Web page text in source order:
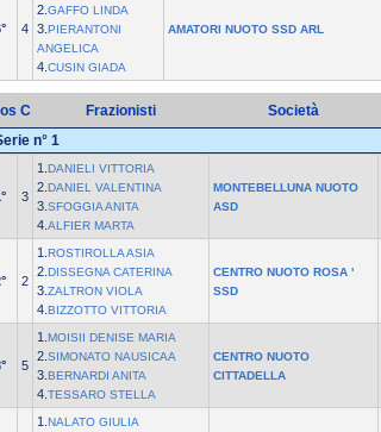
4
2. GAFFO LINDA
3. PIERANTONI
ANGELICA
4. CUSIN GIADA
AMATORI NUOTO SSD ARL
C Frazionisti Società
n° 1
3
1. DANIELI VITTORIA
2. DANIEL VALENTINA
3. SFOGGIA ANITA
4. ALFIER MARTA
MONTEBELLUNA NUOTO
ASD
2
1. ROSTIROLLA ASIA
2. DISSEGNA CATERINA
3. ZALTRON VIOLA
4. BIZZOTTO VITTORIA
CENTRO NUOTO ROSA '
SSD
5
1. MOISII DENISE MARIA
2. SIMONATO NAUSICAA
3. BERNARDI ANITA
4. TESSARO STELLA
CENTRO NUOTO
CITTADELLA
1. NALATO GIULIA